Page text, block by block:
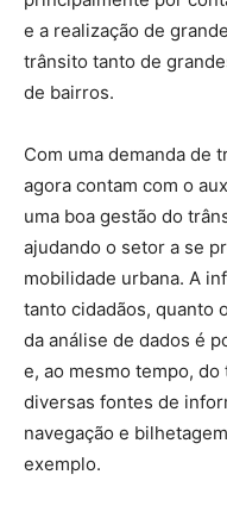
e a realização de
trânsito tanto de
de bairros.
Com uma demanda de
agora contam com o
uma boa gestão do
ajudando o setor a se
mobilidade urbana. A
tanto cidadãos, quanto
da análise de dados é
e, ao mesmo tempo,
diversas fontes de
navegação e
exemplo.